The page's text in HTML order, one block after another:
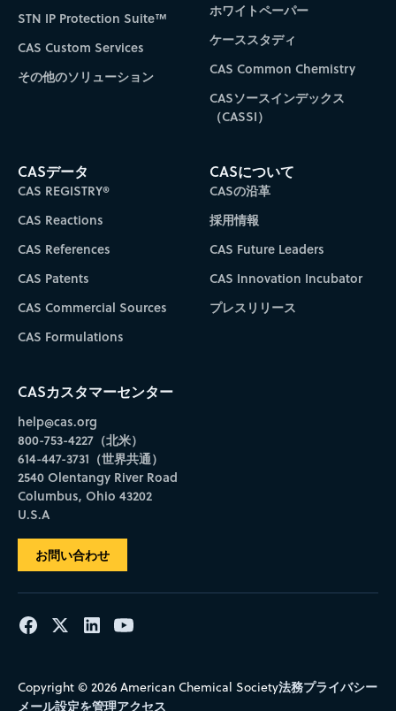
STN IP Protection Suite™
CAS Custom Services
その他のソリューション
ホワイトペーパー
ケーススタディ
CAS Common Chemistry
CASソースインデックス
（CASSI）
CASデータ
CAS REGISTRY®
CAS Reactions
CAS References
CAS Patents
CAS Commercial Sources
CAS Formulations
CASについて
CASの沿革
採用情報
CAS Future Leaders
CAS Innovation Incubator
プレスリリース
CASカスタマーセンター
help@cas.org
800-753-4227（北米）
614-447-3731（世界共通）
2540 Olentangy River Road
Columbus, Ohio 43202
U.S.A
お問い合わせ
Copyright © 2026 American Chemical Society法務プライバシー
メール設定を管理アクセス